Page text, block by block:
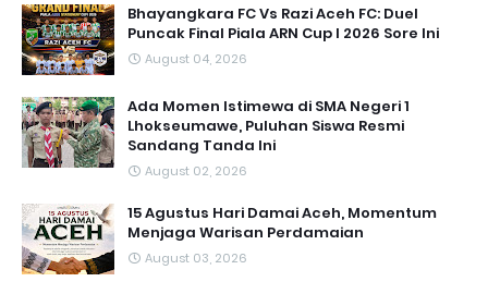
Bhayangkara FC Vs Razi Aceh FC: Duel
Puncak Final Piala ARN Cup I 2026 Sore Ini
August 04, 2026
Ada Momen Istimewa di SMA Negeri 1
Lhokseumawe, Puluhan Siswa Resmi
Sandang Tanda Ini
August 02, 2026
15 Agustus Hari Damai Aceh, Momentum
Menjaga Warisan Perdamaian
August 03, 2026